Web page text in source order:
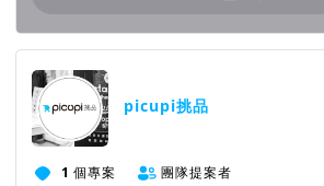
picupi挑品
1 個專案
團隊提案者